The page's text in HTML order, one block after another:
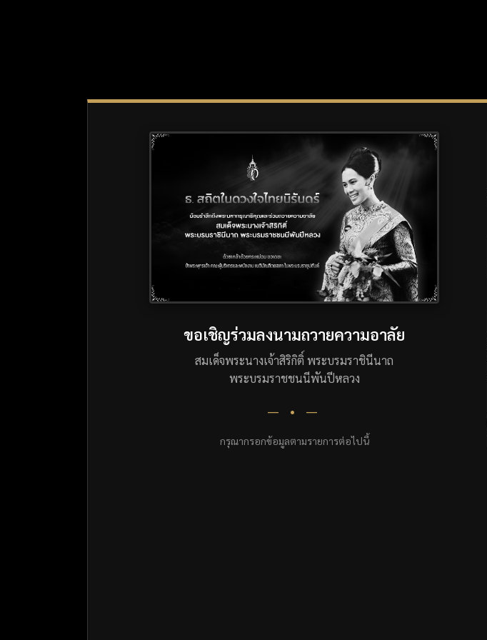
ขอเชิญร่วมลงนามถวายความอาลัย
สมเด็จพระนางเจ้าสิริกิติ์ พระบรมราชินีนาถ
พระบรมราชชนนีพันปีหลวง
— • —
กรุณากรอกข้อมูลตามรายการต่อไปนี้